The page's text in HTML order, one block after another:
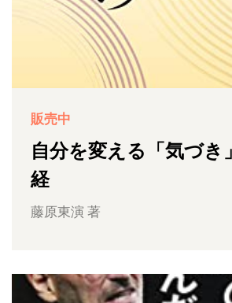
販売中
自分を変える「気づき
経
藤原東演 著